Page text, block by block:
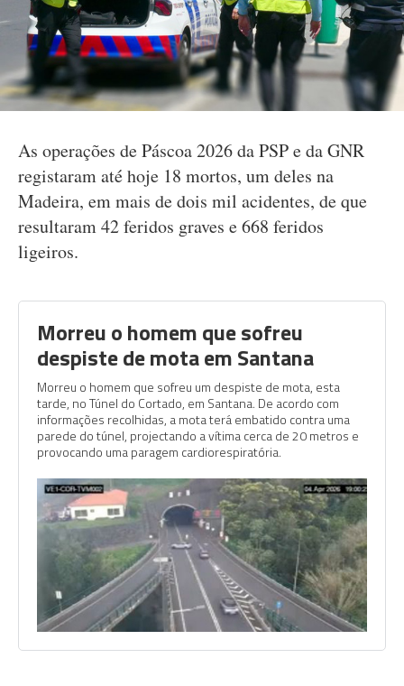
As operações de Páscoa 2026 da PSP e da GNR
registaram até hoje 18 mortos, um deles na
Madeira, em mais de dois mil acidentes, de que
resultaram 42 feridos graves e 668 feridos
ligeiros.
Morreu o homem que sofreu
despiste de mota em Santana
Morreu o homem que sofreu um despiste de mota, esta
tarde, no Túnel do Cortado, em Santana. De acordo com
informações recolhidas, a mota terá embatido contra uma
parede do túnel, projectando a vítima cerca de 20 metros e
provocando uma paragem cardiorespiratória.